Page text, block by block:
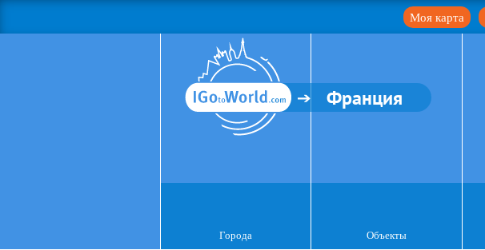
Моя карта
Франция
Города Объекты